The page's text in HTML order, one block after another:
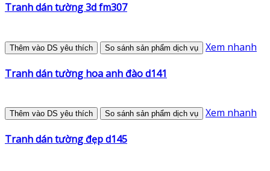
Tranh dán tường 3d fm307
Thêm vào DS yêu thích So sánh sản phẩm dịch vụ Xem nhanh
Tranh dán tường hoa anh đào d141
Thêm vào DS yêu thích So sánh sản phẩm dịch vụ Xem nhanh
Tranh dán tường đẹp d145